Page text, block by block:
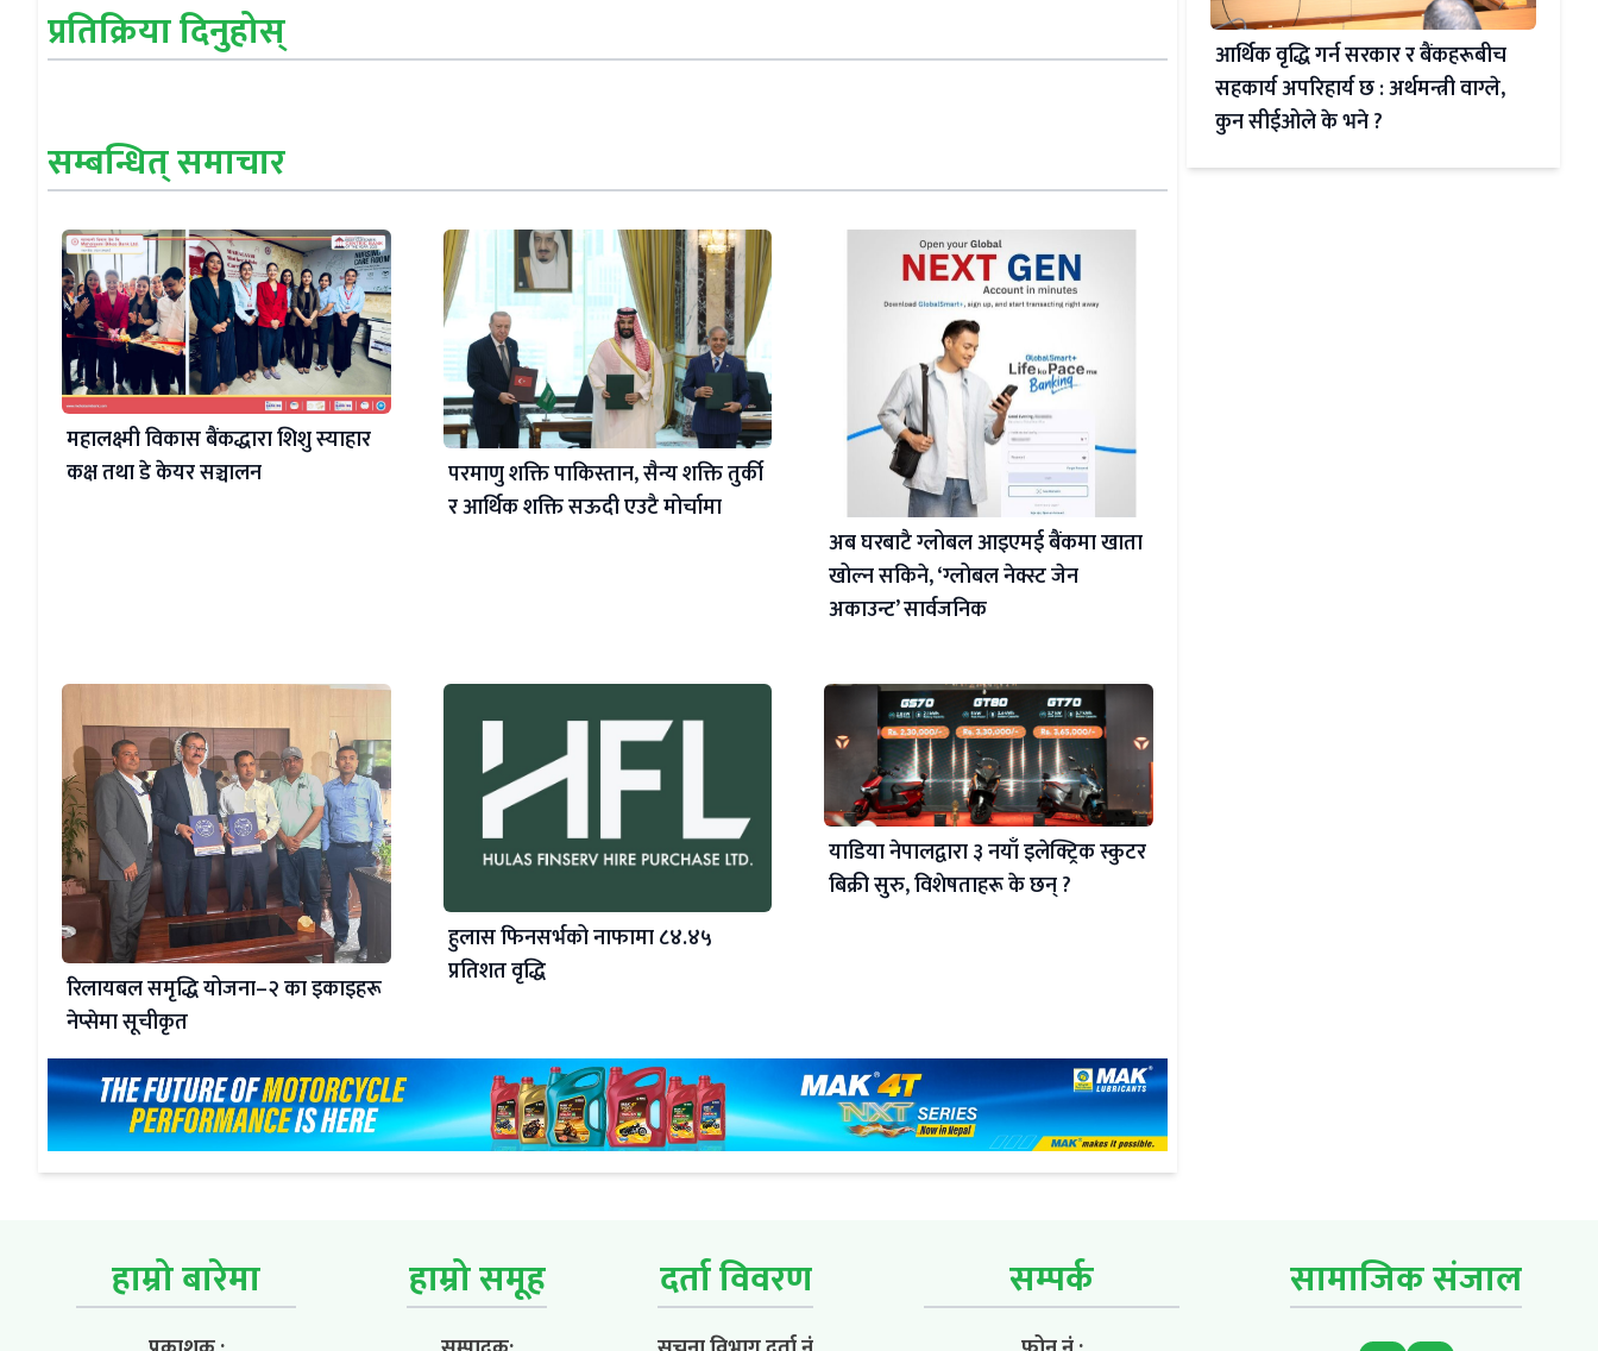
प्रतिक्रिया दिनुहोस्
सम्बन्धित् समाचार
महालक्ष्मी विकास बैंकद्धारा शिशु स्याहार
कक्ष तथा डे केयर सञ्चालन
परमाणु शक्ति पाकिस्तान, सैन्य शक्ति तुर्की
र आर्थिक शक्ति सऊदी एउटै मोर्चामा
अब घरबाटै ग्लोबल आइएमई बैंकमा खाता
खोल्न सकिने, ‘ग्लोबल नेक्स्ट जेन
अकाउन्ट’ सार्वजनिक
रिलायबल समृद्धि योजना–२ का इकाइहरू
नेप्सेमा सूचीकृत
हुलास फिनसर्भको नाफामा ८४.४५
प्रतिशत वृद्धि
याडिया नेपालद्वारा ३ नयाँ इलेक्ट्रिक स्कुटर
बिक्री सुरु, विशेषताहरू के छन् ?
आर्थिक वृद्धि गर्न सरकार र बैंकहरूबीच
सहकार्य अपरिहार्य छ : अर्थमन्त्री वाग्ले,
कुन सीईओले के भने ?
हाम्रो बारेमा हाम्रो समूह दर्ता विवरण सम्पर्क सामाजिक संजाल